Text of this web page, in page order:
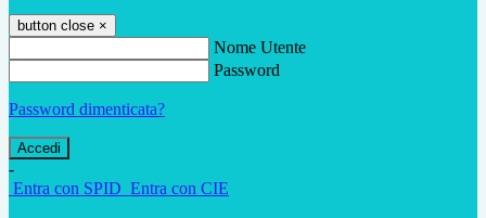
button close ×
Nome Utente
Password
Password dimenticata?
-
Entra con SPID Entra con CIE